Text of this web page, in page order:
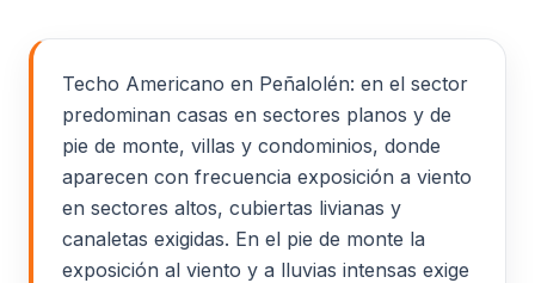
Techo Americano en Peñalolén: en el sector
predominan casas en sectores planos y de
pie de monte, villas y condominios, donde
aparecen con frecuencia exposición a viento
en sectores altos, cubiertas livianas y
canaletas exigidas. En el pie de monte la
exposición al viento y a lluvias intensas exige